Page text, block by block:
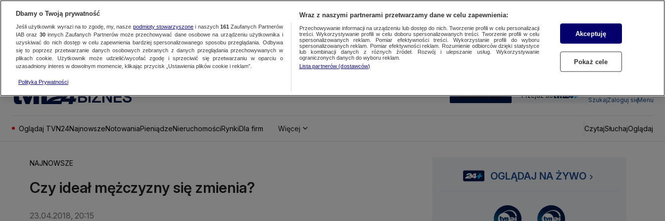
BIZNES SUBSKRYBUJ Przejdź do
SzukajZaloguj sięMenu
Oglądaj TVN24NajnowszeNotowaniaPieniądzeNieruchomościRynkiDla firm Więcej CzytajSłuchajOglądaj
NAJNOWSZE
Czy ideał mężczyzny się zmienia?
23.04.2018, 20:15
OGLĄDAJ NA ŻYWO
Dbamy o Twoją prywatność
Jeśli użytkownik wyrazi na to zgodę, my, nasze podmioty stowarzyszonei naszych 161 Zaufanych Partnerów
IAB oraz 30innych Zaufanych Partnerów może przechowywać dane osobowe na urządzeniu użytkownika i
uzyskiwać do nich dostęp w celu zapewnienia bardziej spersonalizowanego sposobu przeglądania. Odbywa
się to poprzez przetwarzanie danych osobowych zebranych z danych przeglądania przechowywanych w
plikach cookie. Użytkownik może udzielić/wycofać zgodę i sprzeciwić się przetwarzaniu w oparciu o
uzasadniony interes w dowolnym momencie, klikając przycisk „Ustawienia plików cookie i reklam”.
Polityka Prywatności
Wraz z naszymi partnerami przetwarzamy dane w celu zapewnienia:
Przechowywanie informacji na urządzeniu lub dostęp do nich. Tworzenie profili w celu personalizacji
treści. Wykorzystywanie profili w celu doboru spersonalizowanych treści. Tworzenie profili w celu
spersonalizowanych reklam. Pomiar efektywności treści. Wykorzystanie profili do wyboru
spersonalizowanych reklam. Pomiar efektywności reklam. Rozumienie odbiorców dzięki statystyce
lub kombinacji danych z różnych źródeł. Rozwój i ulepszanie usług. Wykorzystywanie
ograniczonych danych do wyboru reklam.
Lista partnerów (dostawców)
Akceptuję
Pokaż cele